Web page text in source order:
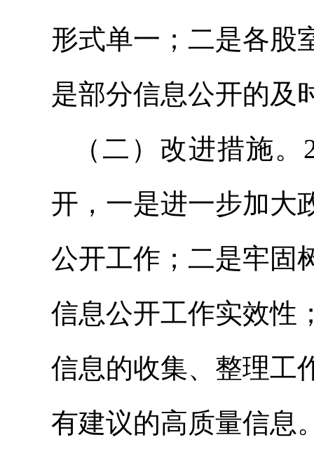
形式单一；二是各股
是部分信息公开的及
（二）改进措施
开，一是进一步加大
公开工作；二是牢固
信息公开工作实效性
信息的收集、整理工
有建议的高质量信息